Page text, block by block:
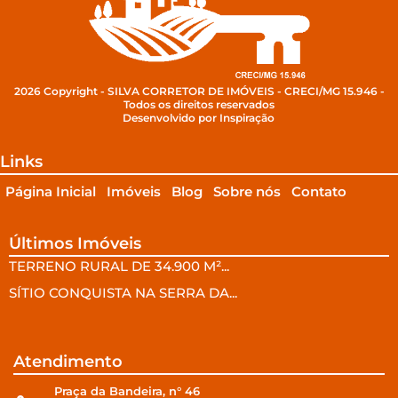
2026 Copyright - SILVA CORRETOR DE IMÓVEIS - CRECI/MG 15.946 -
Todos os direitos reservados
Desenvolvido por Inspiração
Links
Página Inicial Imóveis Blog Sobre nós Contato
Últimos Imóveis
TERRENO RURAL DE 34.900 M²...
SÍTIO CONQUISTA NA SERRA DA...
Atendimento
Praça da Bandeira, n° 46